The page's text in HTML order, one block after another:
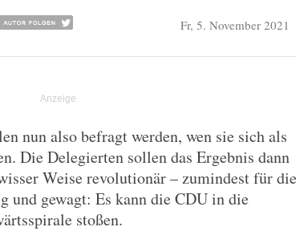
Fr, 5. November 2021
nun also befragt werden, wen sie sich als
Die Delegierten sollen das Ergebnis dann
Weise revolutionär – zumindest für die
und gewagt: Es kann die CDU in die
stoßen.